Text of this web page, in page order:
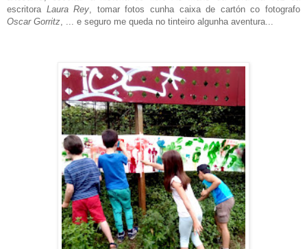
escritora Laura Rey
tomar fotos cunha caixa de cartón co fotografo
Oscar Gorritz , ... e seguro me queda no tinteiro algunha aventura...